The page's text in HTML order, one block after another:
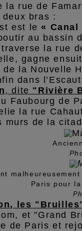
la rue de
bras :
est le « Canal
au bassin
la rue
gagne
la Nouvelle
dans
, dite "Rivière
Faubourg de
la rue
murs de la
Paris pour
les
et "Grand
de Paris et